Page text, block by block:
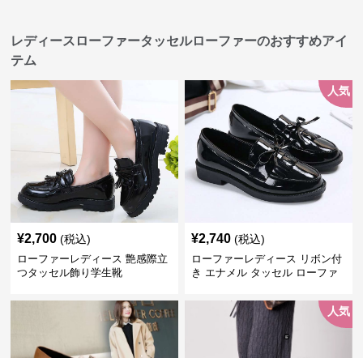
レディースローファータッセルローファーのおすすめアイ
テム
¥2,700 (税込)
ローファーレディース 艶感際立
つタッセル飾り学生靴
人気
¥2,740 (税込)
ローファーレディース リボン付
き エナメル タッセル ローファ
人気